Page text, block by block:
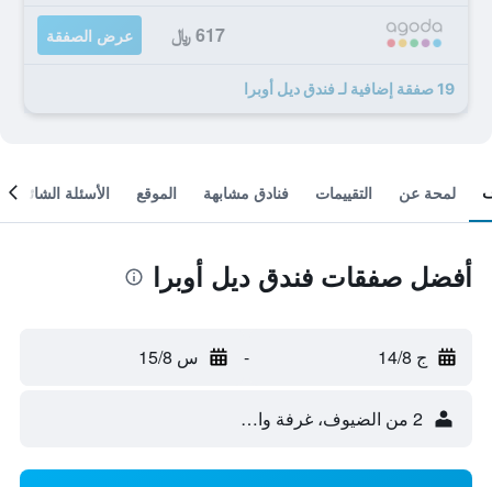
617 ﷼ عرض الصفقة
19 صفقة إضافية لـ فندق ديل أوبرا
لمحة عن التقييمات فنادق مشابهة الموقع الأسئلة الشائعة
أفضل صفقات فندق ديل أوبرا
ج 14/8 - س 15/8
2 من الضيوف، غرفة واحدة